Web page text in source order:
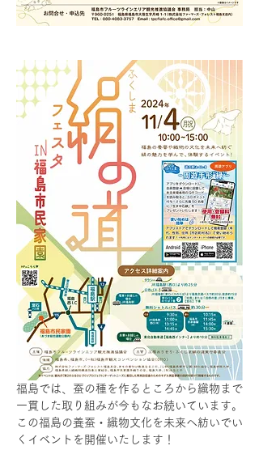
福島では、蚕の種を作るところから織物まで
一貫した取り組みが今もなお続いています。
この福島の養蚕・織物文化を未来へ紡いでい
くイベントを開催いたします！